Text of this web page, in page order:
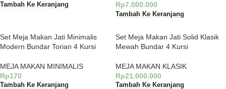
Tambah Ke Keranjang
Rp7.000.000
Tambah Ke Keranjang
Set Meja Makan Jati Minimalis
Modern Bundar Torian 4 Kursi
MEJA MAKAN MINIMALIS
Rp170
Tambah Ke Keranjang
Set Meja Makan Jati Solid Klasik
Mewah Bundar 4 Kursi
MEJA MAKAN KLASIK
Rp21.000.000
Tambah Ke Keranjang